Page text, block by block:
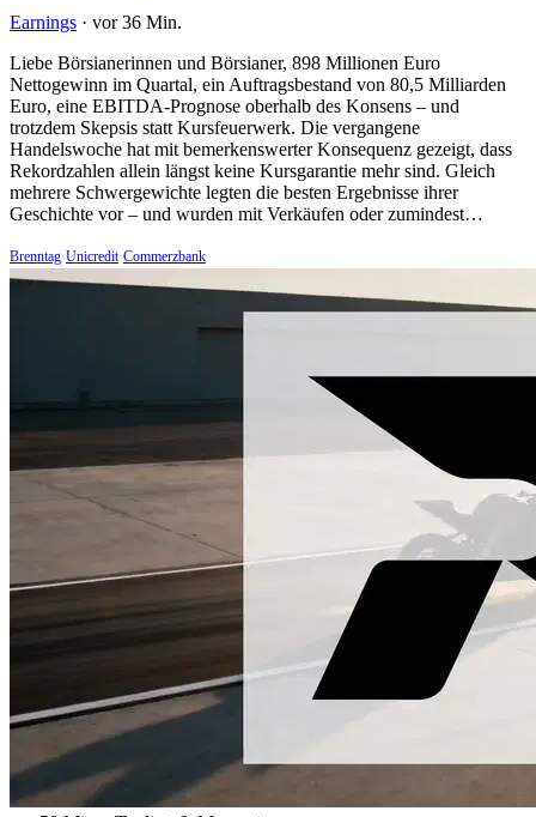
Earnings · vor 36 Min.
Liebe Börsianerinnen und Börsianer, 898 Millionen Euro
Nettogewinn im Quartal, ein Auftragsbestand von 80,5 Milliarden
Euro, eine EBITDA-Prognose oberhalb des Konsens – und
trotzdem Skepsis statt Kursfeuerwerk. Die vergangene
Handelswoche hat mit bemerkenswerter Konsequenz gezeigt, dass
Rekordzahlen allein längst keine Kursgarantie mehr sind. Gleich
mehrere Schwergewichte legten die besten Ergebnisse ihrer
Geschichte vor – und wurden mit Verkäufen oder zumindest…
Brenntag Unicredit Commerzbank